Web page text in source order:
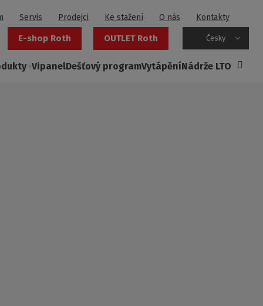
Servis Prodejci Ke stažení O nás Kontakty
E-shop Roth OUTLET Roth Česky
VipanelDešťový programVytápěníNádrže LTO